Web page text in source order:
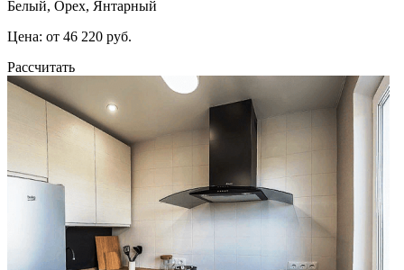
Белый, Орех, Янтарный
Цена: от 46 220 руб.
Рассчитать